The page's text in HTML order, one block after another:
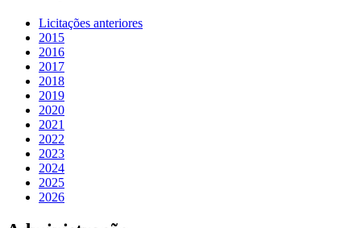
Licitações anteriores
2015
2016
2017
2018
2019
2020
2021
2022
2023
2024
2025
2026